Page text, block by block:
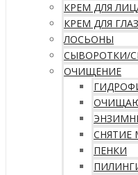
КРЕМ ДЛЯ
КРЕМ ДЛЯ ГЛАЗ
ЛОСЬОНЫ
СЫВОРОТКИ/
ОЧИЩЕНИЕ
СНЯТИЕ
ПЕНКИ